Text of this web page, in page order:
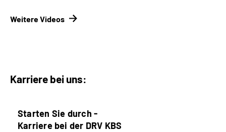
Weitere Videos
Karriere bei uns:
Starten Sie durch -
Karriere bei der DRV KBS